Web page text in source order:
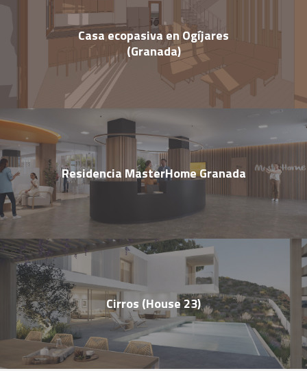
Casa ecopasiva en Ogíjares
(Granada)
Residencia MasterHome Granada
Cirros (House 23)